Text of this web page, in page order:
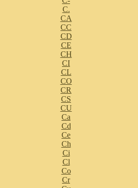
C.
CA
CC
CD
CE
CH
CI
CL
CO
CR
CS
CU
Ca
Cd
Ce
Ch
Ci
Cl
Co
Cr